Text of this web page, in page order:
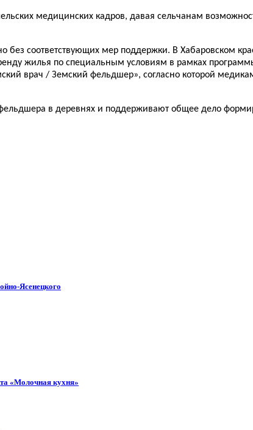
медицинских кадров, давая сельчанам
соответствующих мер поддержки. В Хабаровском
жилья по специальным условиям в рамках
врач / Земский фельдшер», согласно которой
в деревнях и поддерживают общее дело
Ясенецкого
«Молочная кухня»